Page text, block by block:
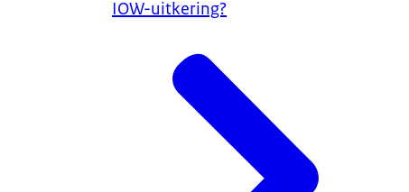
IOW-uitkering?